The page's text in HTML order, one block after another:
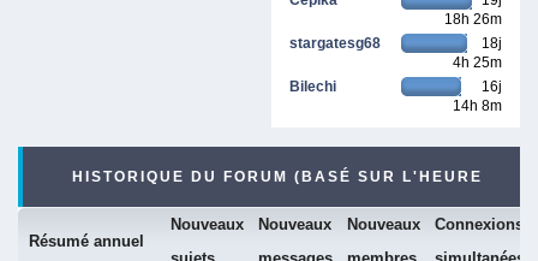
18h 26m
stargatesg68
18j
4h 25m
Bilechi
16j
14h 8m
HISTORIQUE DU FORUM (BASÉ SUR L'HEURE
Résumé annuel
Nouveaux
Nouveaux
Nouveaux
Connexions